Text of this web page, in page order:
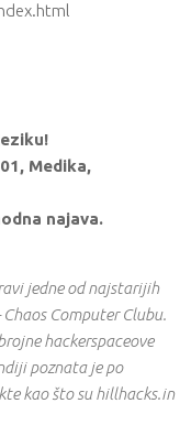
Medika,
najava.
jedne od najstarijih
Computer Clubu.
hackerspaceove
poznata je po
kao što su hillhacks.in